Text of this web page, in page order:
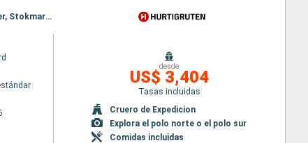
Itinerario : Oslo, Lysefjord, Stavanger, Alesund, Stavanger, Alesund, Rorvik, Alesund, Rorvik, Svolvaer, Stokmarknes, Rorvik, Svolvaer, Stokmarknes, Tromso, Svolvaer, Tromso, Honningsvag, Stokmarknes, Honningsvag, Alta, Tromso, Alta, Narvik, Honningsvag, Narvik, Alta, Andalsnes, Narvik, Andalsnes, Bergen, Kristiansand, Andalsnes, Kristiansand, Oslo, Bergen, Oslo, Kristiansand, Oslo
desde
US$ 3,404
Tasas incluidas
Cruero de Expedicion
Explora el polo norte o el polo sur
Comidas incluidas